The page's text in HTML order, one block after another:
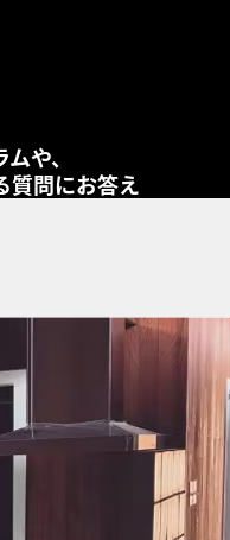
や、
質問にお答え